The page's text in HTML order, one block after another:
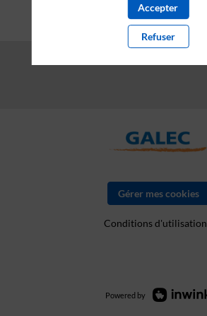
Gérer mes cookies
Conditions d'utilisation
Powered by
Accepter
Refuser